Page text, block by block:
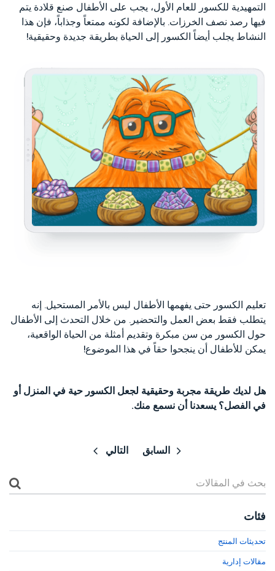
التمهيدية للكسور للعام الأول، يجب على الأطفال صنع قلادة يتم
فيها رصد نصف الخرزات. بالإضافة لكونه ممتعاً وجذاباً، فإن هذا
النشاط يجلب أيضاً الكسور إلى الحياة بطريقة جديدة وحقيقية!
تعليم الكسور حتى يفهمها الأطفال ليس بالأمر المستحيل. إنه
يتطلب فقط بعض العمل والتحضير. من خلال التحدث إلى الأطفال
حول الكسور من سن مبكرة وتقديم أمثلة من الحياة الواقعية،
يمكن للأطفال أن ينجحوا حقاً في هذا الموضوع!
هل لديك طريقة مجربة وحقيقية لجعل الكسور حية في المنزل أو
في الفصل؟ يسعدنا أن نسمع منك.
السابق التالي
فئات
تحديثات المنتج
مقالات إدارية